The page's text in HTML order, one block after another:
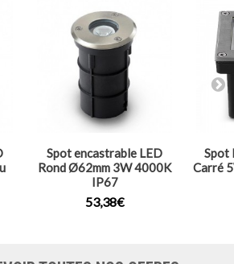
Spot encastrable LED
Rond Ø62mm 3W 4000K
IP67
53,38€
Spot
Carré